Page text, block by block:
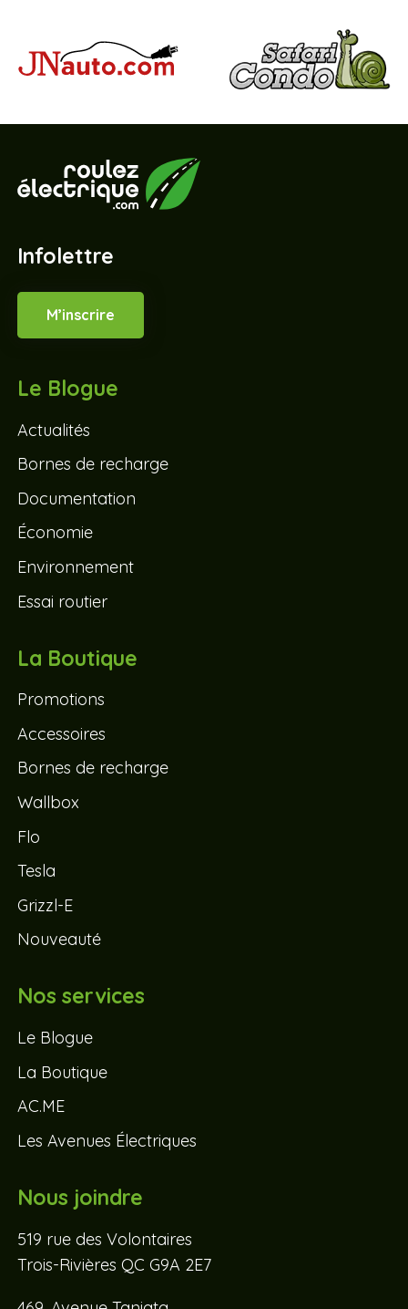
Infolettre
M’inscrire
Le Blogue
Actualités
Bornes de recharge
Documentation
Économie
Environnement
Essai routier
La Boutique
Promotions
Accessoires
Bornes de recharge
Wallbox
Flo
Tesla
Grizzl-E
Nouveauté
Nos services
Le Blogue
La Boutique
AC.ME
Les Avenues Électriques
Nous joindre
519 rue des Volontaires
Trois-Rivières QC G9A 2E7